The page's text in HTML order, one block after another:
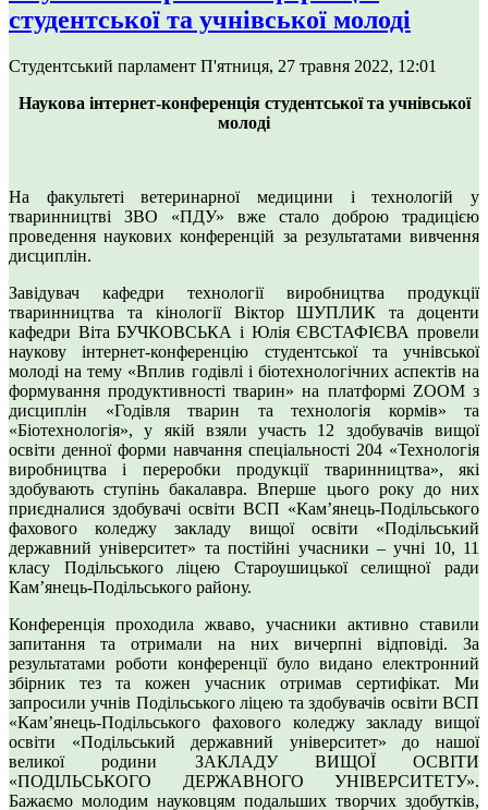
студентської та учнівської молоді
Студентський парламент П'ятниця, 27 травня 2022, 12:01
Наукова інтернет-конференція студентської та учнівської
молоді
На факультеті ветеринарної медицини і технологій у
тваринництві ЗВО «ПДУ» вже стало доброю традицією
проведення наукових конференцій за результатами вивчення
дисциплін.
Завідувач кафедри технології виробництва продукції
тваринництва та кінології Віктор ШУПЛИК та доценти
кафедри Віта БУЧКОВСЬКА і Юлія ЄВСТАФІЄВА провели
наукову інтернет-конференцію студентської та учнівської
молоді на тему «Вплив годівлі і біотехнологічних аспектів на
формування продуктивності тварин» на платформі ZOOM з
дисциплін «Годівля тварин та технологія кормів» та
«Біотехнологія», у якій взяли участь 12 здобувачів вищої
освіти денної форми навчання спеціальності 204 «Технологія
виробництва і переробки продукції тваринництва», які
здобувають ступінь бакалавра. Вперше цього року до них
приєдналися здобувачі освіти ВСП «Кам’янець-Подільського
фахового коледжу закладу вищої освіти «Подільський
державний університет» та постійні учасники – учні 10, 11
класу Подільського ліцею Староушицької селищної ради
Кам’янець-Подільського району.
Конференція проходила жваво, учасники активно ставили
запитання та отримали на них вичерпні відповіді. За
результатами роботи конференції було видано електронний
збірник тез та кожен учасник отримав сертифікат. Ми
запросили учнів Подільського ліцею та здобувачів освіти ВСП
«Кам’янець-Подільського фахового коледжу закладу вищої
освіти «Подільський державний університет» до нашої
великої родини ЗАКЛАДУ ВИЩОЇ ОСВІТИ
«ПОДІЛЬСЬКОГО ДЕРЖАВНОГО УНІВЕРСИТЕТУ».
Бажаємо молодим науковцям подальших творчих здобутків,